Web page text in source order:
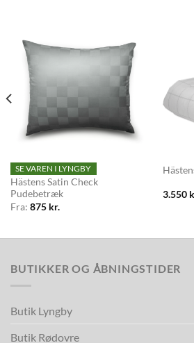
SE VAREN I LYNGBY
Hästens Satin Check
Pudebetræk
Fra: 875 kr.
3.550
BUTIKKER OG ÅBNINGSTIDER
Butik Lyngby
Butik Rødovre